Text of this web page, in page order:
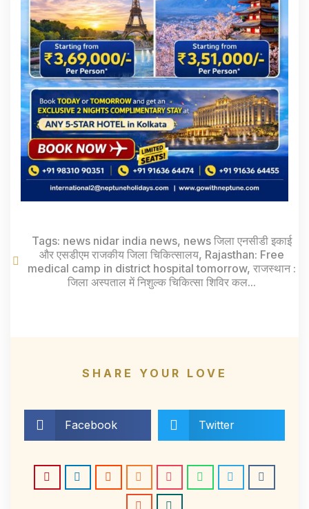
Tags: news nidar india news, news जिला एनसीडी इकाई
और एसडीएम राजकीय जिला चिकित्सालय, Rajasthan: Free
medical camp in district hospital tomorrow, राजस्थान :
जिला अस्पताल में निशुल्क चिकित्सा शिविर कल...
SHARE YOUR LOVE
Facebook Twitter